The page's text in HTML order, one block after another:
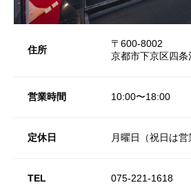
住所
〒600-8002
京都市下京区四
営業時間 10:00〜18:00
定休日 月曜日（祝日は営
TEL 075-221-1618